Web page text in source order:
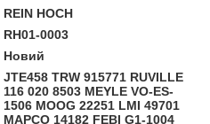
REIN HOCH
RH01-0003
Новий
JTE458 TRW 915771 RUVILLE
116 020 8503 MEYLE VO-ES-
1506 MOOG 22251 LMI 49701
MAPCO 14182 FEBI G1-1004